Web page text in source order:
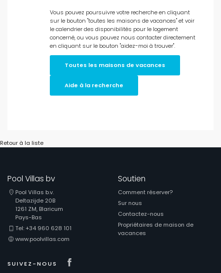
Chambres
Salles de bains
Optionnel
Distances
Vous pouvez poursuivre votre recherche en cliquant
sur le bouton "toutes les maisons de vacances" et voir
le calendrier des disponibilités pour le logement
concerné, ou vous pouvez nous contacter directement
en cliquant sur le bouton "aidez-moi à trouver".
Toutes les maisons de vacances
Aide à la recherche
Retour à la liste
Pool Villas bv
Pool Villas b.v.
Deltazijde 20B
1261 ZM, Blaricum
Pays-Bas
Tel: +34 960 628 101
www.poolvillas.com
SUIVEZ-NOUS
Soutien
Comment réserver?
Sur nous
Contactez-nous
Propriétaires de maison de
vacances